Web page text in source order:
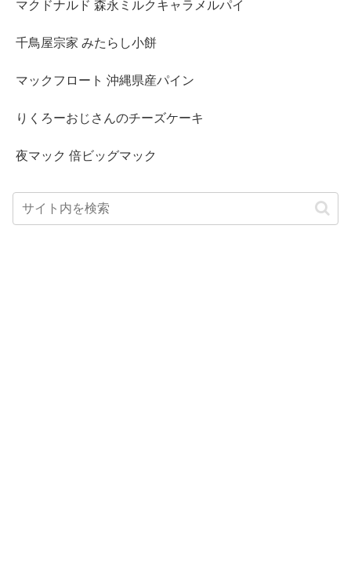
マクドナルド 森永ミルクキャラメルパイ
千鳥屋宗家 みたらし小餅
マックフロート 沖縄県産パイン
りくろーおじさんのチーズケーキ
夜マック 倍ビッグマック